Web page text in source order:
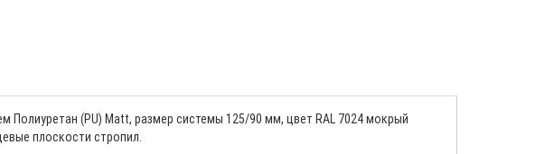
(PU) Matt, размер системы 125/90 мм, цвет RAL 7024 мокрый
плoскoсти стрoпил.